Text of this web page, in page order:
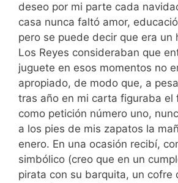
deseo por mi parte cada
casa nunca faltó amor,
pero se puede decir que era un
Los Reyes consideraban que
juguete en esos momentos no
apropiado, de modo que, a
tras año en mi carta figuraba el
como petición número uno,
a los pies de mis zapatos la
enero. En una ocasión recibí,
simbólico (creo que en un
pirata con su barquita, un cofre